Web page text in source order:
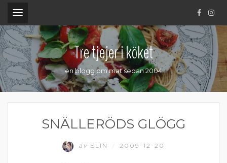
.
Tre tjejer i köket
en blogg om mat sedan 2004
SNÄLLERÖDS GLÖGG
av ELIN 2009-12-20